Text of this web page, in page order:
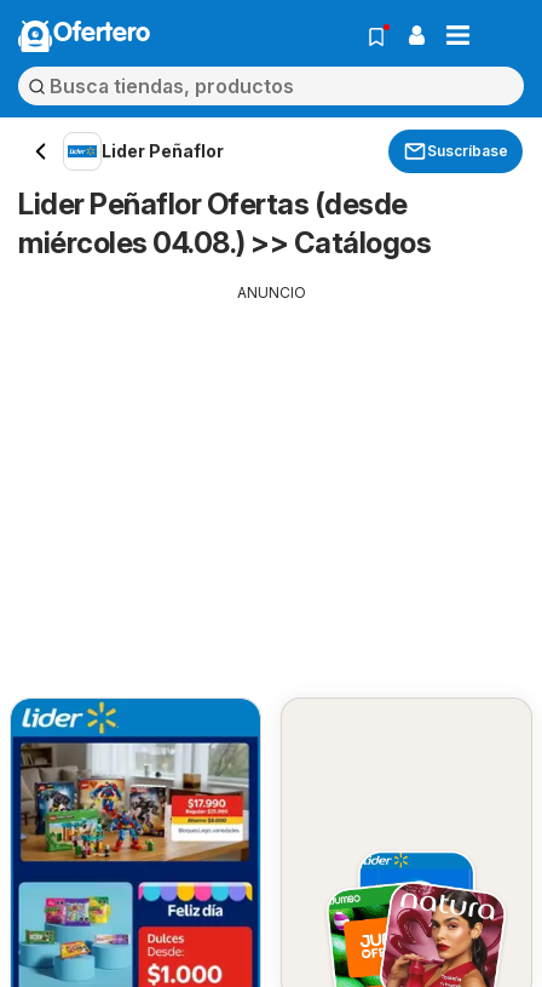
Ofertero
Lider Peñaflor Suscríbase
Lider Peñaflor Ofertas (desde
miércoles 04.08.) >> Catálogos
ANUNCIO